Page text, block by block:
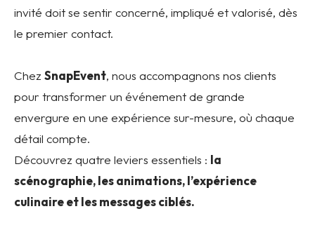
invité doit se sentir concerné, impliqué et valorisé, dès
le premier contact.
Chez SnapEvent, nous accompagnons nos clients
pour transformer un événement de grande
envergure en une expérience sur-mesure, où chaque
détail compte.
Découvrez quatre leviers essentiels : la
scénographie, les animations, l’expérience
culinaire et les messages ciblés.